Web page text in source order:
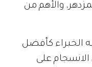
والأهم من
الخبراء كأفضل
الانسجام على